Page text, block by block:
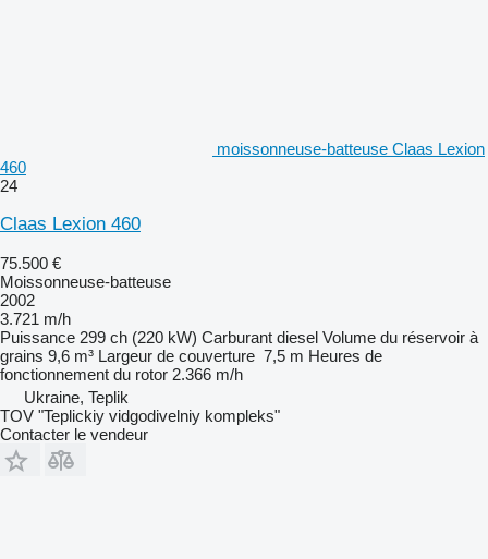
moissonneuse-batteuse Claas Lexion
460
24
Claas Lexion 460
75.500 €
Moissonneuse-batteuse
2002
3.721 m/h
Puissance 299 ch (220 kW) Carburant diesel Volume du réservoir à
grains 9,6 m³ Largeur de couverture 7,5 m Heures de
fonctionnement du rotor 2.366 m/h
Ukraine, Teplik
TOV "Teplickiy vidgodivelniy kompleks"
Contacter le vendeur